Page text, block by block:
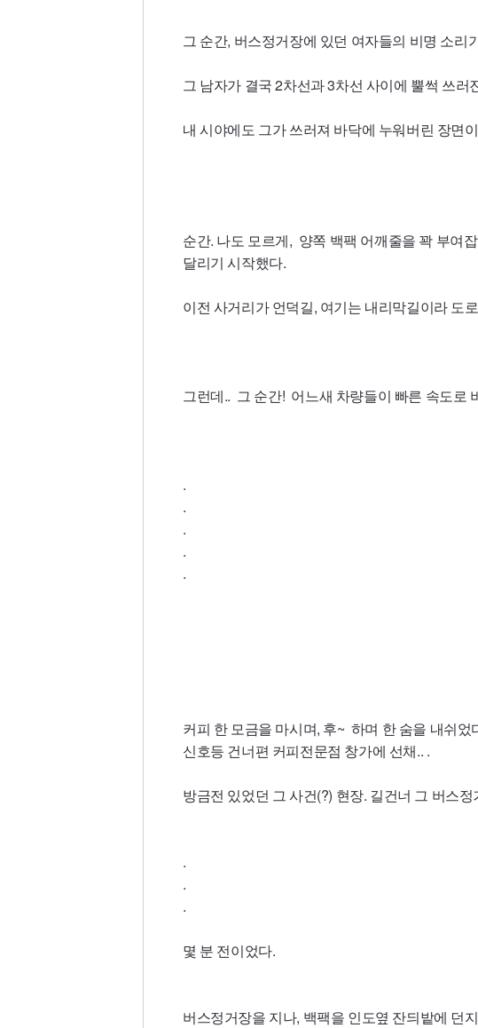
그 순간, 버스정거장에 있던 여자들의 비명 소리
그 남자가 결국 2차선과 3차선 사이에 뿔썩 쓰러
내 시야에도 그가 쓰러져 바닥에 누워버린 장면
순간. 나도 모르게, 양쪽 백팩 어깨줄을 꽉 부여
달리기 시작했다.
이전 사거리가 언덕길, 여기는 내리막길이라 도
그런데.. 그 순간! 어느새 차량들이 빠른 속도로
.
.
.
.
.
커피 한 모금을 마시며, 후~ 하며 한 숨을 내쉬었
신호등 건너편 커피전문점 창가에 선채.. .
방금전 있었던 그 사건(?) 현장. 길건너 그 버스
.
.
.
몇 분 전이었다.
버스정거장을 지나, 백팩을 인도옆 잔듸밭에 던